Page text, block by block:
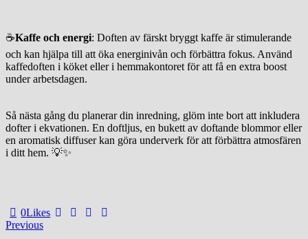
☕️Kaffe och energi: Doften av färskt bryggt kaffe är stimulerande
och kan hjälpa till att öka energinivån och förbättra fokus. Använd
kaffedoften i köket eller i hemmakontoret för att få en extra boost
under arbetsdagen.
Så nästa gång du planerar din inredning, glöm inte bort att inkludera
dofter i ekvationen. En doftljus, en bukett av doftande blommor eller
en aromatisk diffuser kan göra underverk för att förbättra atmosfären
i ditt hem. 💡✨
0Likes
Inläggsnavigering
Previous